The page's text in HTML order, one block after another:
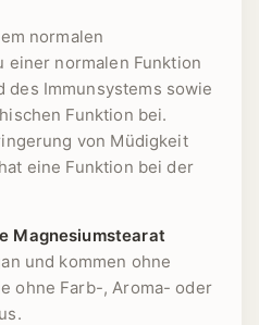
normalen
einer normalen Funktion
des Immunsystems sowie
Funktion bei.
von Müdigkeit
eine Funktion bei der
Magnesiumstearat
und kommen ohne
ohne Farb-, Aroma- oder